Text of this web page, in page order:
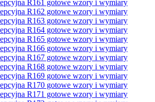
R161 gotowe wzory i wymiary
R162 gotowe wzory i wymiary
R163 gotowe wzory i wymiary
R164 gotowe wzory i wymiary
R165 gotowe wzory i wymiary
R166 gotowe wzory i wymiary
R167 gotowe wzory i wymiary
R168 gotowe wzory i wymiary
R169 gotowe wzory i wymiary
R170 gotowe wzory i wymiary
R171 gotowe wzory i wymiary